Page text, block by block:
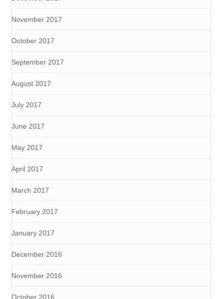
November 2017
October 2017
September 2017
August 2017
July 2017
June 2017
May 2017
April 2017
March 2017
February 2017
January 2017
December 2016
November 2016
October 2016